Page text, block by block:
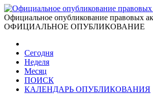
Официальное опубликование правовых
ОФИЦИАЛЬНОЕ ОПУБЛИКОВАНИЕ
Сегодня
Неделя
Месяц
ПОИСК
КАЛЕНДАРЬ ОПУБЛИКОВАНИЯ